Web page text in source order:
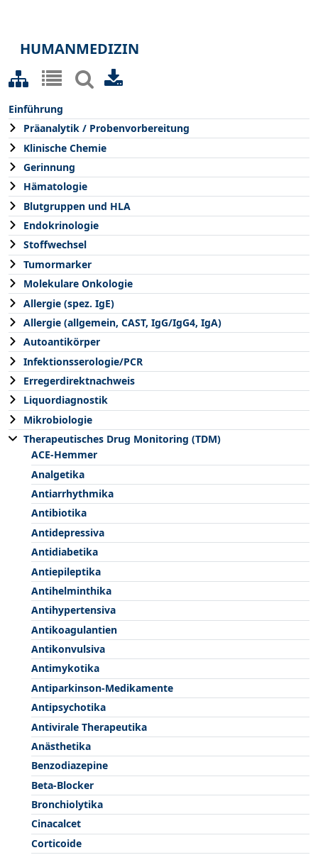
HUMANMEDIZIN
Einführung
Präanalytik / Probenvorbereitung
Klinische Chemie
Gerinnung
Hämatologie
Blutgruppen und HLA
Endokrinologie
Stoffwechsel
Tumormarker
Molekulare Onkologie
Allergie (spez. IgE)
Allergie (allgemein, CAST, IgG/IgG4, IgA)
Autoantikörper
Infektionsserologie/PCR
Erregerdirektnachweis
Liquordiagnostik
Mikrobiologie
Therapeutisches Drug Monitoring (TDM)
ACE-Hemmer
Analgetika
Antiarrhythmika
Antibiotika
Antidepressiva
Antidiabetika
Antiepileptika
Antihelminthika
Antihypertensiva
Antikoagulantien
Antikonvulsiva
Antimykotika
Antiparkinson-Medikamente
Antipsychotika
Antivirale Therapeutika
Anästhetika
Benzodiazepine
Beta-Blocker
Bronchiolytika
Cinacalcet
Corticoide